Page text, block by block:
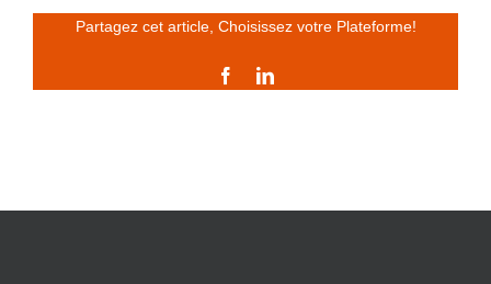
Partagez cet article, Choisissez votre Plateforme!
FacebookLinkedIn